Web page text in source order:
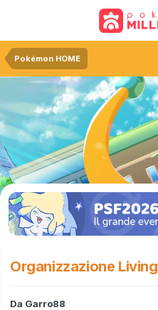
Pokémon HOME
Organizzazione
Da Garro88